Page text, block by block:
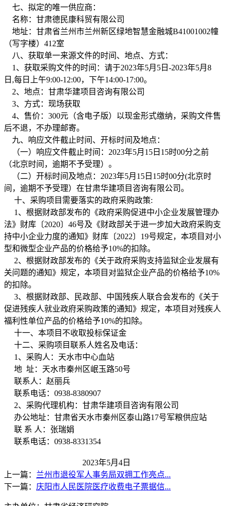
七、拟定的唯一供应商：
名称：甘肃德民康科贸有限公司
地址：甘肃省兰州市兰州新区绿地智慧金融城B41001002幢
（写字楼）412室
八、获取单一来源文件的时间、地点、方式：
1、获取采购文件的时间：请于2023年5月5日-2023年5月8
日,每日上午9:00-12:00，下午14:00-17:00。
2、地点：甘肃华建项目咨询有限公司
3、方式：现场获取
4、售价：300元（含电子版）以现金形式缴纳，采购文件售
后不退，不办理邮寄。
九、响应文件截止时间、开标时间及地点：
（一）响应文件截止时间：2023年5月15日15时00分之前
（北京时间，逾期不予受理）。
（二）开标时间及地点：2023年5月15日15时00分(北京时
间，逾期不予受理）在甘肃华建项目咨询有限公司。
十、采购项目需要落实的政府采购政策:
1、根据财政部发布的《政府采购促进中小企业发展管理办
法》财库〔2020〕46号及《财政部关于进一步加大政府采购支
持中小企业力度的通知》财库〔2022〕19号规定，本项目对小
型和微型企业产品的价格给予10%的扣除。
2、根据财政部发布的《关于政府采购支持监狱企业发展有
关问题的通知》规定，本项目对监狱企业产品的价格给予10%
的扣除。
3、根据财政部、民政部、中国残疾人联合会发布的《关于
促进残疾人就业政府采购政策的通知》规定，本项目对残疾人
福利性单位产品的价格给予10%的扣除。
十一、本项目不收取投标保证金
十二、采购项目联系人姓名及电话：
1、采购人：天水市中心血站
地 址：天水市秦州区岷玉路50号
联系人：赵丽兵
联系电话：0938-8380907
2、采购代理机构：甘肃华建项目咨询有限公司
办公地址：甘肃省天水市秦州区泰山路17号军粮供应站
联 系 人：张瑞娟
联系电话：0938-8331354
2023年5月4日
上一篇： 兰州市退役军人事务局双拥工作亮点...
下一篇： 庆阳市人民医院医疗收费电子票据信...